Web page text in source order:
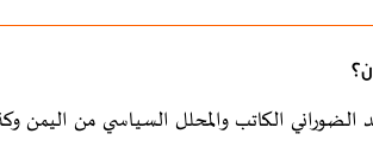
الكاتب والمحلل السياسي من اليمن